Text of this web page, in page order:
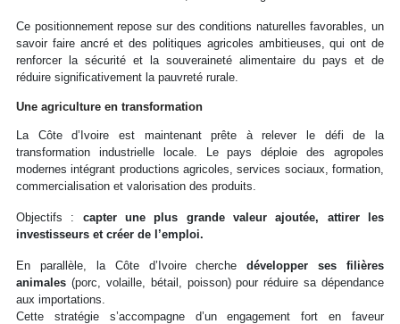
Ce positionnement repose sur des conditions naturelles favorables, un
savoir faire ancré et des politiques agricoles ambitieuses, qui ont de
renforcer la sécurité et la souveraineté alimentaire du pays et de
réduire significativement la pauvreté rurale.
Une agriculture en transformation
La Côte d’Ivoire est maintenant prête à relever le défi de la
transformation industrielle locale. Le pays déploie des agropoles
modernes intégrant productions agricoles, services sociaux, formation,
commercialisation et valorisation des produits.
Objectifs : capter une plus grande valeur ajoutée, attirer les
investisseurs et créer de l’emploi.
En parallèle, la Côte d’Ivoire cherche développer ses filières
animales (porc, volaille, bétail, poisson) pour réduire sa dépendance
aux importations.
Cette stratégie s’accompagne d’un engagement fort en faveur